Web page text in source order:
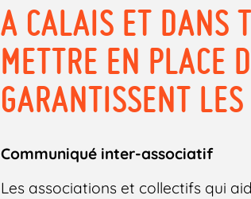
A CALAIS ET DANS
METTRE EN PLACE
GARANTISSENT
Communiqué inter-associatif
Les associations et collectifs qui